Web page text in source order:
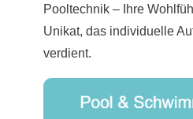
Pooltechnik – Ihre
Unikat, das individuelle
verdient.